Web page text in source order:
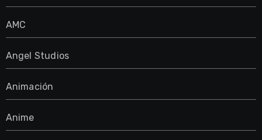
AMC
Angel Studios
Animación
Anime